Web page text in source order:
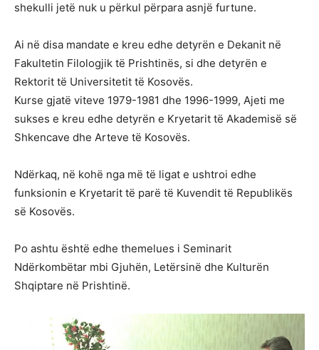
shekulli jetë nuk u përkul përpara asnjë furtune.
Ai në disa mandate e kreu edhe detyrën e Dekanit në
Fakultetin Filologjik të Prishtinës, si dhe detyrën e
Rektorit të Universitetit të Kosovës.
Kurse gjatë viteve 1979-1981 dhe 1996-1999, Ajeti me
sukses e kreu edhe detyrën e Kryetarit të Akademisë së
Shkencave dhe Arteve të Kosovës.
Ndërkaq, në kohë nga më të ligat e ushtroi edhe
funksionin e Kryetarit të parë të Kuvendit të Republikës
së Kosovës.
Po ashtu është edhe themelues i Seminarit
Ndërkombëtar mbi Gjuhën, Letërsinë dhe Kulturën
Shqiptare në Prishtinë.